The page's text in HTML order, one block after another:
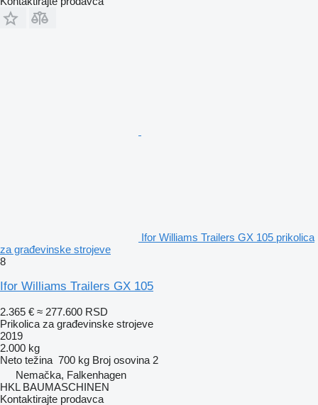
Ifor Williams Trailers GX 105 prikolica
za građevinske strojeve
8
Ifor Williams Trailers GX 105
2.365 € ≈ 277.600 RSD
Prikolica za građevinske strojeve
2019
2.000 kg
Neto težina 700 kg Broj osovina 2
Nemačka, Falkenhagen
HKL BAUMASCHINEN
Kontaktirajte prodavca